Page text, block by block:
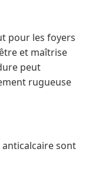
pour les foyers
et maîtrise
peut
rugueuse
anticalcaire sont